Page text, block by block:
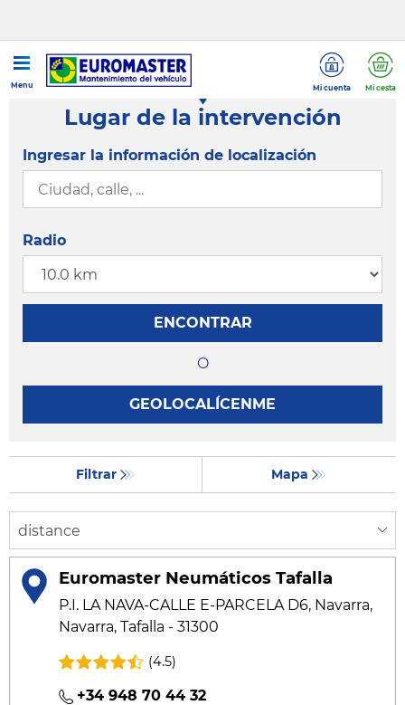
Menu Mi cuenta Mi cesta
Lugar de la intervención
Ingresar la información de localización
Radio
ENCONTRAR
O
GEOLOCALÍCENME
Filtrar Mapa
Euromaster Neumáticos Tafalla
P.I. LA NAVA-CALLE E-PARCELA D6, Navarra,
Navarra, Tafalla - 31300
(4.5)
+34 948 70 44 32